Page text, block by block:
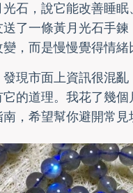
石，說它能改善睡
了一條黃月光石手
而是慢慢覺得情緒
現市面上資訊很混
的道理。我花了幾
，希望幫你避開常見